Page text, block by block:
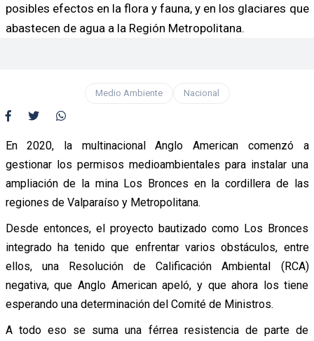
posibles efectos en la flora y fauna, y en los glaciares que
abastecen de agua a la Región Metropolitana.
Medio Ambiente Nacional
En 2020, la multinacional Anglo American comenzó a
gestionar los permisos medioambientales para instalar una
ampliación de la mina Los Bronces en la cordillera de las
regiones de Valparaíso y Metropolitana.
Desde entonces, el proyecto bautizado como Los Bronces
integrado ha tenido que enfrentar varios obstáculos, entre
ellos, una Resolución de Calificación Ambiental (RCA)
negativa, que Anglo American apeló, y que ahora los tiene
esperando una determinación del Comité de Ministros.
A todo eso se suma una férrea resistencia de parte de